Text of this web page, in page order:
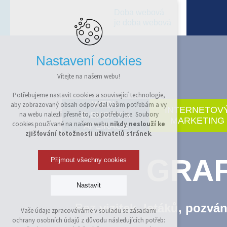
WEBY,
E-SHOPY A
APLIKACE
MARKETING
Bezvizitek, letáků,
Nastavení cookies
Vítejte na našem webu!
Potřebujeme nastavit cookies a související technologie,
aby zobrazovaný obsah odpovídal vašim potřebám a vy
na webu nalezli přesně to, co potřebujete. Soubory
cookies používané na našem webu nikdy neslouží ke
zjišťování totožnosti uživatelů stránek.
Přijmout všechny cookies
Nastavit
Technická cookies
Vaše údaje zpracováváme v souladu se zásadami
ochrany osobních údajů z důvodu následujících potřeb: